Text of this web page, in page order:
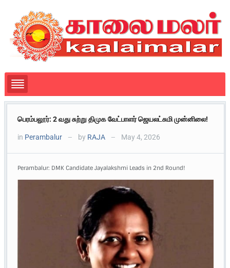
பெரம்பலூர்: 2 வது சுற்று திமுக வேட்பாளர் ஜெயலட்சுமி முன்னிலை!
in Perambalur — by RAJA — May 4, 2026
Perambalur: DMK Candidate Jayalakshmi Leads in 2nd Round!